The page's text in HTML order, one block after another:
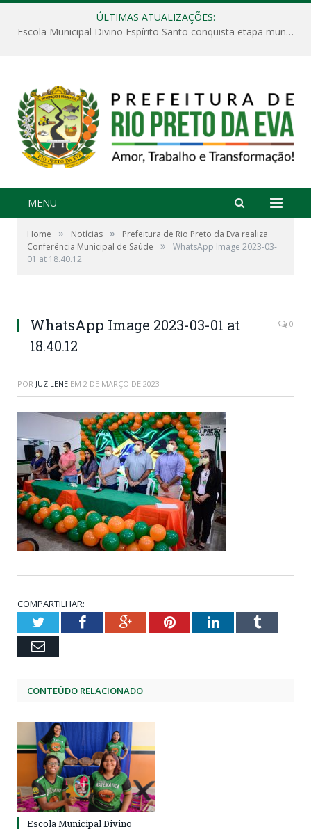
ÚLTIMAS ATUALIZAÇÕES:
Escola Municipal Divino Espírito Santo conquista etapa municipal da V Feira Amazonense de Matemática
MENU
Home » Notícias »
Prefeitura de Rio Preto da Eva realiza
Conferência Municipal de Saúde
»
WhatsApp Image 2023-03-
01 at 18.40.12
WhatsApp Image 2023-03-01 at
18.40.12
0
POR JUZILENE EM 2 DE MARÇO DE 2023
COMPARTILHAR:
TwitterFacebookGoogle+PinterestLinkedInTumblr
Email
CONTEÚDO RELACIONADO
Escola Municipal Divino